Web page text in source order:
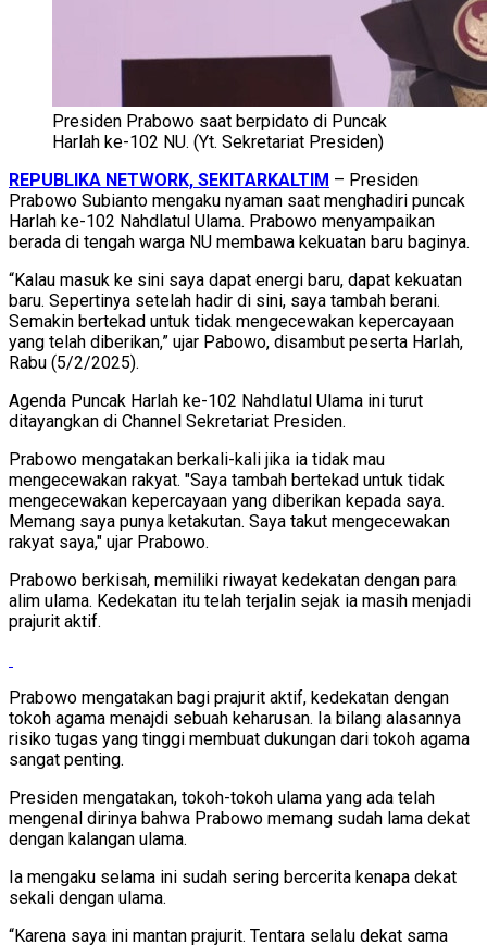
Presiden Prabowo saat berpidato di Puncak
Harlah ke-102 NU. (Yt. Sekretariat Presiden)
REPUBLIKA NETWORK, SEKITARKALTIM – Presiden
Prabowo Subianto mengaku nyaman saat menghadiri puncak
Harlah ke-102 Nahdlatul Ulama. Prabowo menyampaikan
berada di tengah warga NU membawa kekuatan baru baginya.
“Kalau masuk ke sini saya dapat energi baru, dapat kekuatan
baru. Sepertinya setelah hadir di sini, saya tambah berani.
Semakin bertekad untuk tidak mengecewakan kepercayaan
yang telah diberikan,” ujar Pabowo, disambut peserta Harlah,
Rabu (5/2/2025).
Agenda Puncak Harlah ke-102 Nahdlatul Ulama ini turut
ditayangkan di Channel Sekretariat Presiden.
Prabowo mengatakan berkali-kali jika ia tidak mau
mengecewakan rakyat. "Saya tambah bertekad untuk tidak
mengecewakan kepercayaan yang diberikan kepada saya.
Memang saya punya ketakutan. Saya takut mengecewakan
rakyat saya," ujar Prabowo.
Prabowo berkisah, memiliki riwayat kedekatan dengan para
alim ulama. Kedekatan itu telah terjalin sejak ia masih menjadi
prajurit aktif.
Prabowo mengatakan bagi prajurit aktif, kedekatan dengan
tokoh agama menajdi sebuah keharusan. Ia bilang alasannya
risiko tugas yang tinggi membuat dukungan dari tokoh agama
sangat penting.
Presiden mengatakan, tokoh-tokoh ulama yang ada telah
mengenal dirinya bahwa Prabowo memang sudah lama dekat
dengan kalangan ulama.
Ia mengaku selama ini sudah sering bercerita kenapa dekat
sekali dengan ulama.
“Karena saya ini mantan prajurit. Tentara selalu dekat sama